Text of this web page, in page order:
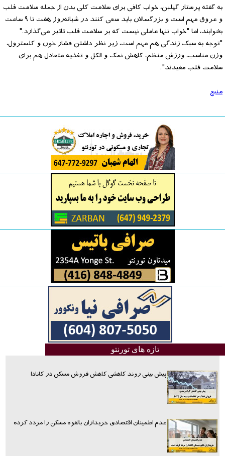
به گفته پرستار گیلبن، خواب کافی برای سلامت کلی بدن از جمله سلامت قلب
و عروق مهم است و بزرگسالان باید سعی کنند در شبانه‌روز هفت تا ۹ ساعت
بخوابند، اما "خواب تنها عاملی نیست که بر سلامت قلب تاثیر می‌گذارد."
"توجه به سبک زندگی هم مهم است، زیر نظر داشتن فشار خون و کلسترول،
وزن مناسب، ورزش منظم، کاهش نمک و الکل و تغذیه متعادل هم برای
سلامت قلب مفیدند".
منبع
تازه های تورنتو
پیش بینی روند کاهشی کاهش فروش مسکن در کانادا
عدم اطمینان اقتصادی خریداران بالقوه مسکن را مردد کرده